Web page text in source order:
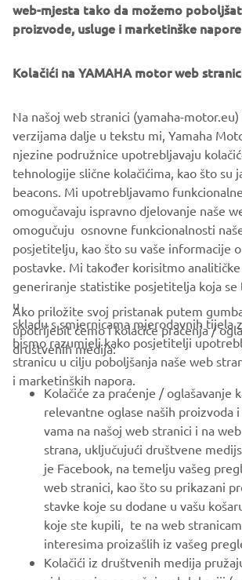
Preuzimanja
Brošura Yamaha Authorities /
CORPORATE
FOR BUSINESS
MORE YAMAHA
SUPPORT
BILTEN
Budite prvi koji će saznati o najnovijim
događajima, novim izdanjima i još mnogo toga
PRETPLATITE SE
Pročitajte našu Politiku privatnosti kako biste
obrađujemo vaše osobne podatke:Pravila o
web-mjesta tako da možemo
proizvode, usluge i marketinške
Kolačići na YAMAHA motor web
Na našoj web stranici (yamaha-
verzijama dalje u tekstu mi, Yamaha
njezine podružnice upotrebljavaju
tehnologije slične kolačićima, kao što su
beacons. Mi upotrebljavamo
omogučavaju ispravno djelovanje naše
omogučuju osnovne funkcionalnosti
posjetitelju, kao što su vaše informacije
postavke. Mi također korisitmo analitičke
generiranje statistike posjetitelja koja
u
skladu s smjernicama mjerodavnih tijela
bismo razumjeli kako posjetitelji
stranicu u cilju poboljšanja naše web
i marketinških napora.
Ako priložite svoj pristanak putem
upotrijebit ćemo i kolačiće praćenja /
društvenih medija:
Kolačiće za praćenje / oglašavanje
relevantne oglase naših proizvoda
vama na našoj web stranici i na
strana, uključujući društvene
je Facebook, na temelju vašeg
web stranici, kao što su prikazani
stavke koje su dodane u vašu
koje ste kupili, te na web
interesima proizašlih iz vašeg
Kolačići iz društvenih medija